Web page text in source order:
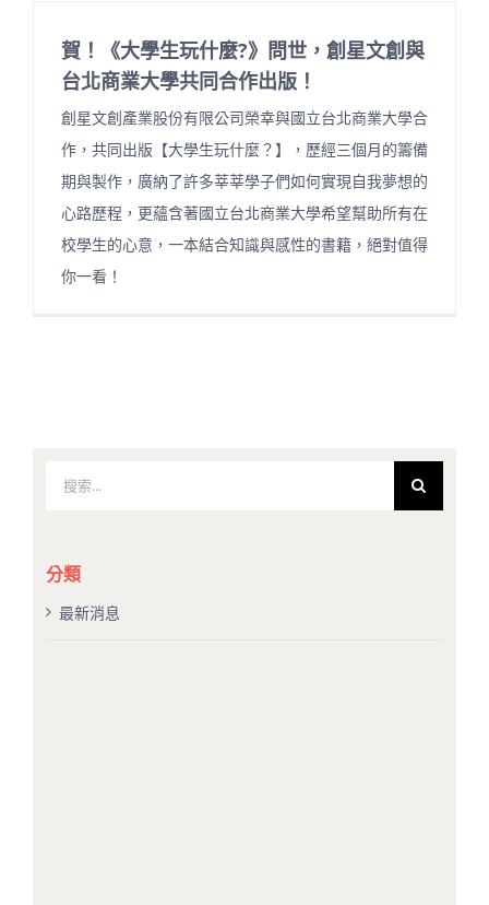
賀！《大學生玩什麼?》問世，創星文創與
台北商業大學共同合作出版！
創星文創產業股份有限公司榮幸與國立台北商業大學合
作，共同出版【大學生玩什麼？】，歷經三個月的籌備
期與製作，廣納了許多莘莘學子們如何實現自我夢想的
心路歷程，更蘊含著國立台北商業大學希望幫助所有在
校學生的心意，一本結合知識與感性的書籍，絕對值得
你一看！
果：
分類
最新消息